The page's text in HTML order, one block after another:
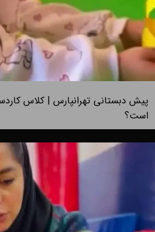
پیش دبستانی تهرانپارس | کلاس
است؟